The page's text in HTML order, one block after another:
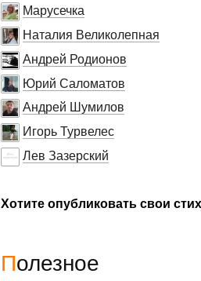
Марусечка
Наталия Великолепная
Андрей Родионов
Юрий Саломатов
Андрей Шумилов
Игорь Турвелес
Лев Зазерский
Хотите опубликовать свои
Полезное